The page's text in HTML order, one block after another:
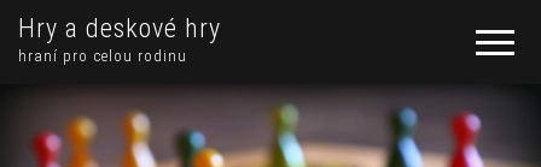
Hry a deskové hry
hraní pro celou rodinu